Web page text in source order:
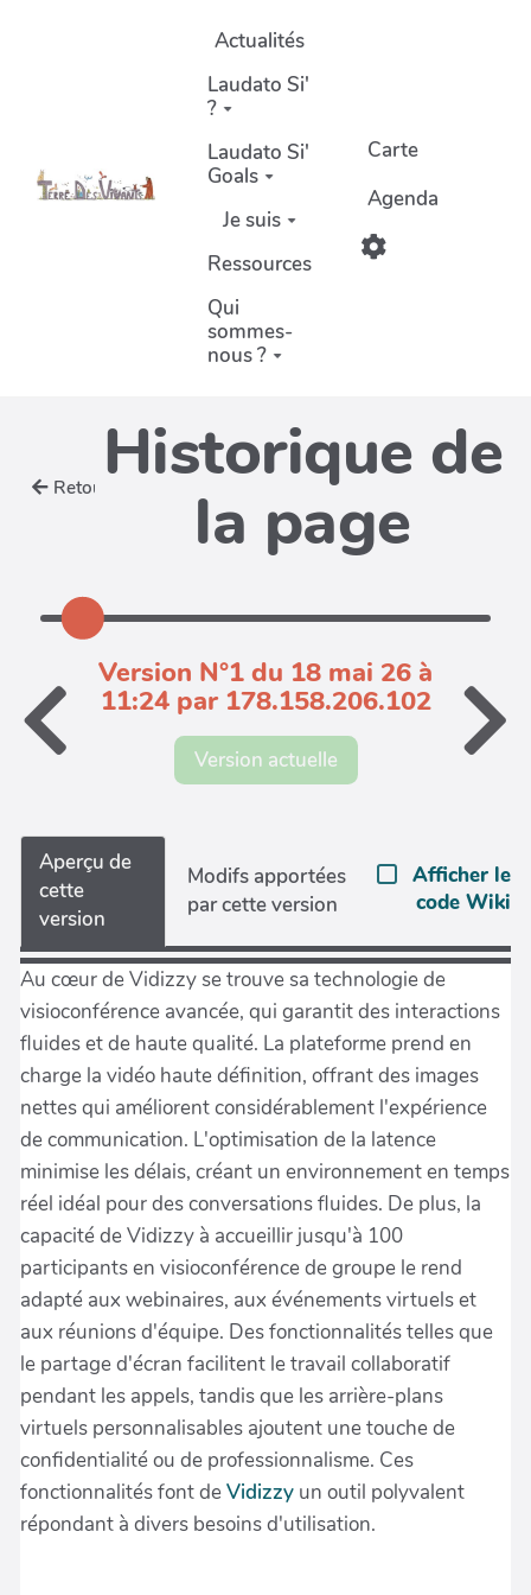
Aller au contenu principalActualités
Laudato Si'
?
Laudato Si'
Goals
Je suis
Ressources
Qui
sommes-
nous ?
Carte
Agenda
Retour Historique de
la page
Version N°1 du 18 mai 26 à
11:24 par 178.158.206.102
Version actuelle
Aperçu de
cette
version
Modifs apportées
par cette version
Afficher le
code Wiki